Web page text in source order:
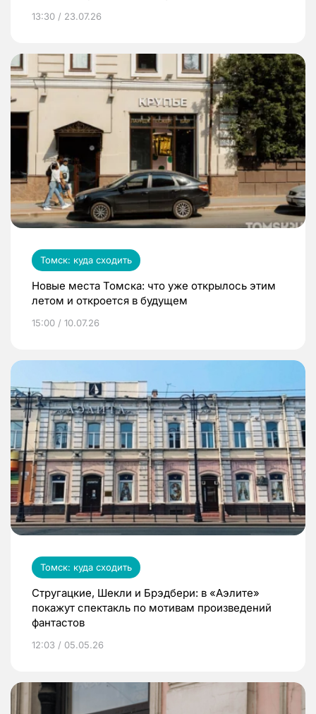
13:30 / 23.07.26
Томск: куда сходить
Новые места Томска: что уже открылось этим
летом и откроется в будущем
15:00 / 10.07.26
Томск: куда сходить
Стругацкие, Шекли и Брэдбери: в «Аэлите»
покажут спектакль по мотивам произведений
фантастов
12:03 / 05.05.26